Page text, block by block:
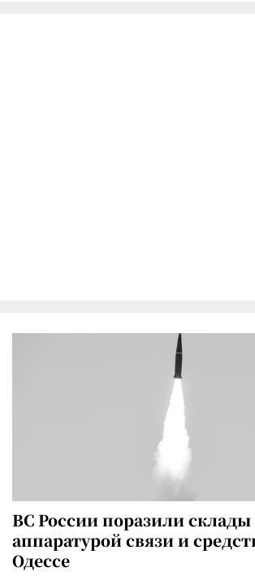
ВС России поразили склады
аппаратурой связи и
Одессе